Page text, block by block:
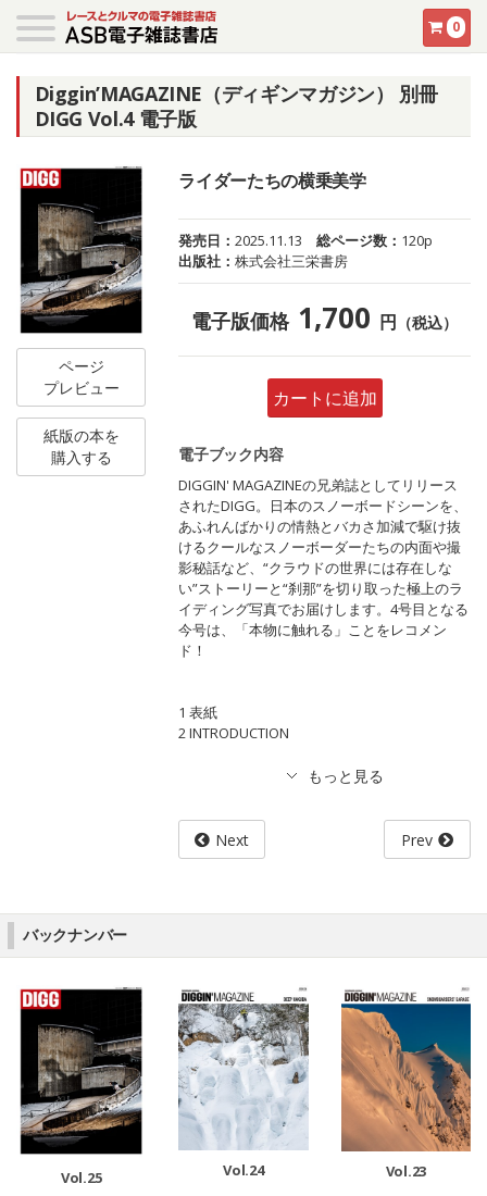
0
Diggin’MAGAZINE（ディギンマガジン） 別冊
DIGG Vol.4 電子版
ページ
プレビュー
紙版の本を
購入する
ライダーたちの横乗美学
発売日：2025.11.13 総ページ数： 120p
出版社：株式会社三栄書房
電子版価格 1,700 円 （税込）
カートに追加
電子ブック内容
DIGGIN' MAGAZINEの兄弟誌としてリリース
されたDIGG。日本のスノーボードシーンを、
あふれんばかりの情熱とバカさ加減で駆け抜
けるクールなスノーボーダーたちの内面や撮
影秘話など、“クラウドの世界には存在しな
い”ストーリーと“刹那”を切り取った極上のラ
イディング写真でお届けします。4号目となる
今号は、「本物に触れる」ことをレコメン
ド！
1 表紙
2 INTRODUCTION
Next Prev
バックナンバー
Vol.25 Vol.24 Vol.23